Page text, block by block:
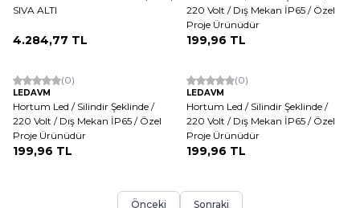
SIVA ALTI
4.284,77 TL
220 Volt / Dış Mekan İP65 / Özel
Proje Ürünüdür
199,96 TL
(0)
LEDAVM
Hortum Led / Silindir Şeklinde /
220 Volt / Dış Mekan İP65 / Özel
Proje Ürünüdür
199,96 TL
(0)
LEDAVM
Hortum Led / Silindir Şeklinde /
220 Volt / Dış Mekan İP65 / Özel
Proje Ürünüdür
199,96 TL
Önceki Sonraki